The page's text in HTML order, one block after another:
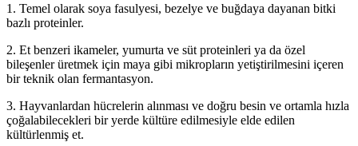
1. Temel olarak soya fasulyesi, bezelye ve buğdaya dayanan bitki
bazlı proteinler.
2. Et benzeri ikameler, yumurta ve süt proteinleri ya da özel
bileşenler üretmek için maya gibi mikropların yetiştirilmesini içeren
bir teknik olan fermantasyon.
3. Hayvanlardan hücrelerin alınması ve doğru besin ve ortamla hızla
çoğalabilecekleri bir yerde kültüre edilmesiyle elde edilen
kültürlenmiş et.